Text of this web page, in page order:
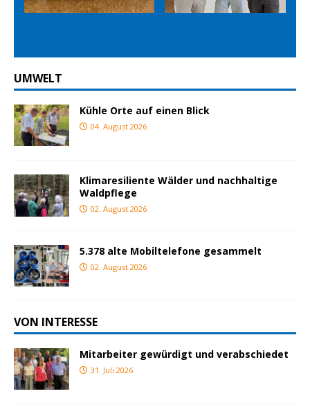
ious
t
UMWELT
Kühle Orte auf einen Blick
04. August 2026
Klimaresiliente Wälder und nachhaltige
Waldpflege
02. August 2026
5.378 alte Mobiltelefone gesammelt
02. August 2026
VON INTERESSE
Mitarbeiter gewürdigt und verabschiedet
31. Juli 2026